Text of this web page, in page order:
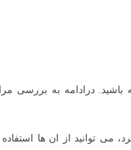
باشید. درادامه به بررسی
توانید از ان ها استفاده